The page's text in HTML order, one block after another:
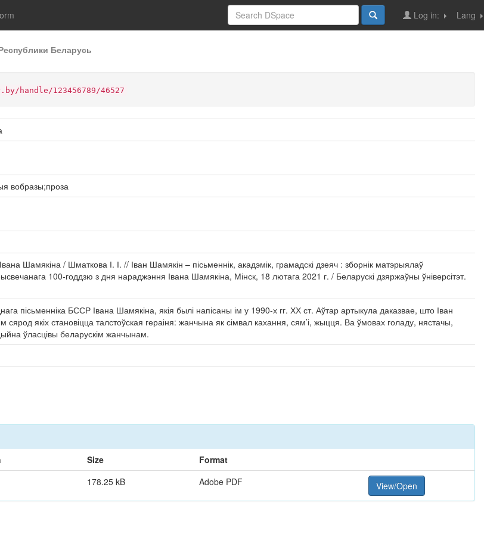
Lang
Log in:
Беларусь
handle/123456789/46527
вобразы;проза
Шамякіна / Шматкова І. І. // Іван Шамякін – пісьменнік, акадэмік, грамадскі дзеяч : зборнік матэрыялаў
100-годдзю з дня нараджэння Івана Шамякіна, Мінск, 18 лютага 2021 г. / Беларускі дзяржаўны ўніверсітэт.
пісьменніка БССР Івана Шамякіна, якія былі напісаны ім у 1990-х гг. ХХ ст. Аўтар артыкула даказвае, што Іван
якіх становіцца талстоўская гераіня: жанчына як сімвал кахання, сям’і, жыцця. Ва ўмовах голаду, нястачы,
ўласцівы беларускім жанчынам.
Size
Format
178.25 kB Adobe PDF View/Open